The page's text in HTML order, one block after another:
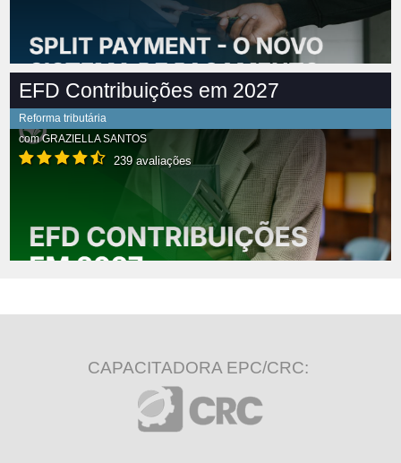
EFD Contribuições em 2027
Reforma tributária
comGRAZIELLA SANTOS
239 avaliações
CAPACITADORA EPC/CRC: